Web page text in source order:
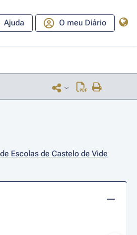
Ajuda O meu Diário
Escolas de Castelo de Vide